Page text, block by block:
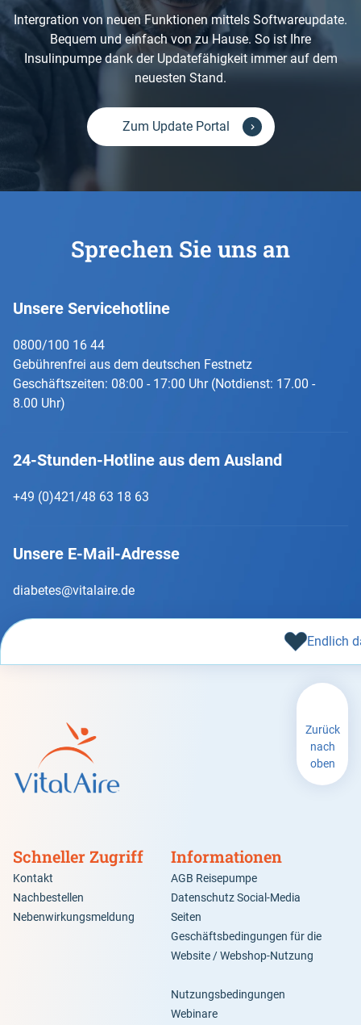
Endlich
Intergration von neuen Funktionen mittels Softwareupdate.
Bequem und einfach von zu Hause. So ist Ihre
Insulinpumpe dank der Updatefähigkeit immer auf dem
neuesten Stand.
Zum Update Portal
Sprechen Sie uns an
Unsere Servicehotline
0800/100 16 44
Gebührenfrei aus dem deutschen Festnetz
Geschäftszeiten: 08:00 - 17:00 Uhr (Notdienst: 17.00 -
8.00 Uhr)
24-Stunden-Hotline aus dem Ausland
+49 (0)421/48 63 18 63
Unsere E-Mail-Adresse
diabetes@vitalaire.de
Schneller Zugriff
Kontakt
Nachbestellen
Nebenwirkungsmeldung
Informationen
AGB Reisepumpe
Datenschutz Social-Media
Seiten
Geschäftsbedingungen für die
Website / Webshop-Nutzung
Nutzungsbedingungen
Webinare
Zurück
nach
oben